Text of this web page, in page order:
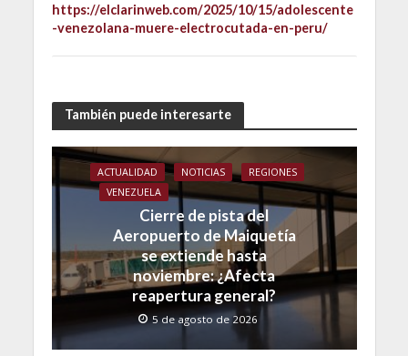
https://elclarinweb.com/2025/10/15/adolescente
-venezolana-muere-electrocutada-en-peru/
También puede interesarte
ACTUALIDAD NOTICIAS
REGIONES
VENEZUELA
Cierre de pista del
Aeropuerto de Maiquetía
se extiende hasta
noviembre: ¿Afecta
reapertura general?
5 de agosto de 2026